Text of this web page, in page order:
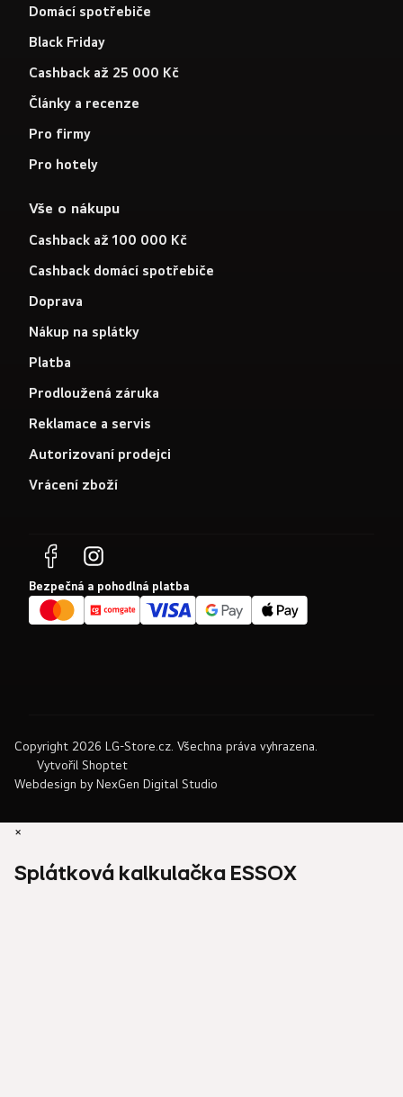
Domácí spotřebiče
Black Friday
Cashback až 25 000 Kč
Články a recenze
Pro firmy
Pro hotely
Vše o nákupu
Cashback až 100 000 Kč
Cashback domácí spotřebiče
Doprava
Nákup na splátky
Platba
Prodloužená záruka
Reklamace a servis
Autorizovaní prodejci
Vrácení zboží
Bezpečná a pohodlná platba
Webdesign by NexGen Digital Studio
Vytvořil Shoptet
Copyright 2026 LG-Store.cz . Všechna práva vyhrazena.
×
Splátková kalkulačka ESSOX